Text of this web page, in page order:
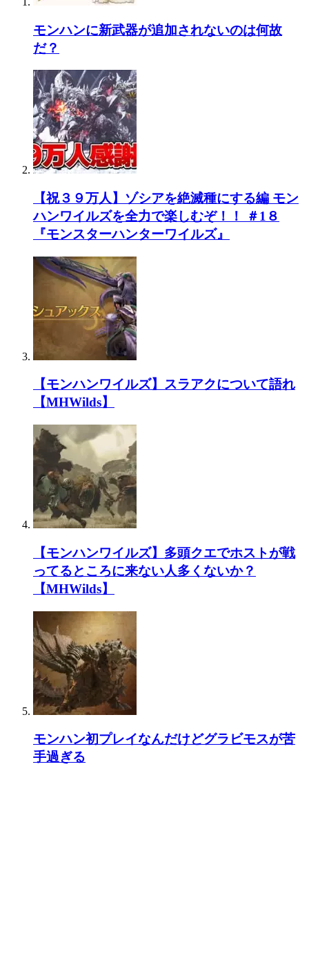
モンハンに新武器が追加されないのは何故
だ？
【祝３９万人】ゾシアを絶滅種にする編 モン
ハンワイルズを全力で楽しむぞ！！ ＃1８
『モンスターハンターワイルズ』
【モンハンワイルズ】スラアクについて語れ
【MHWilds】
【モンハンワイルズ】多頭クエでホストが戦
ってるところに来ない人多くないか？
【MHWilds】
モンハン初プレイなんだけどグラビモスが苦
手過ぎる